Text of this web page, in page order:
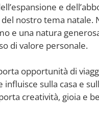
e
nostro tema natale.
e una natura
di valore personale.
opportunità di
influisce sulla casa e
creatività, gioia e